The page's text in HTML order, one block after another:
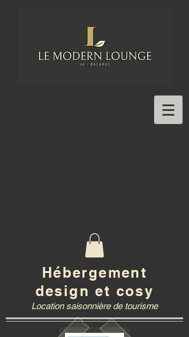
Hébergement
design et cosy
Location saisonnière de tourisme